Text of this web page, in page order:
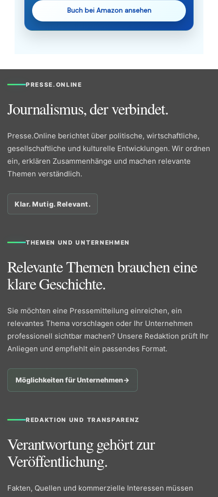
Buch bei Amazon ansehen
PRESSE.ONLINE
Journalismus, der verbindet.
Presse.Online berichtet über politische, wirtschaftliche,
gesellschaftliche und kulturelle Entwicklungen. Wir ordnen
ein, erklären Zusammenhänge und machen relevante
Themen verständlich.
Klar. Mutig. Relevant.
THEMEN UND UNTERNEHMEN
Relevante Themen brauchen eine
klare Geschichte.
Sie möchten eine Pressemitteilung einreichen, ein
relevantes Thema vorschlagen oder Ihr Unternehmen
professionell sichtbar machen? Unsere Redaktion prüft Ihr
Anliegen und empfiehlt ein passendes Format.
Möglichkeiten für Unternehmen→
REDAKTION UND TRANSPARENZ
Verantwortung gehört zur
Veröffentlichung.
Fakten, Quellen und kommerzielle Interessen müssen